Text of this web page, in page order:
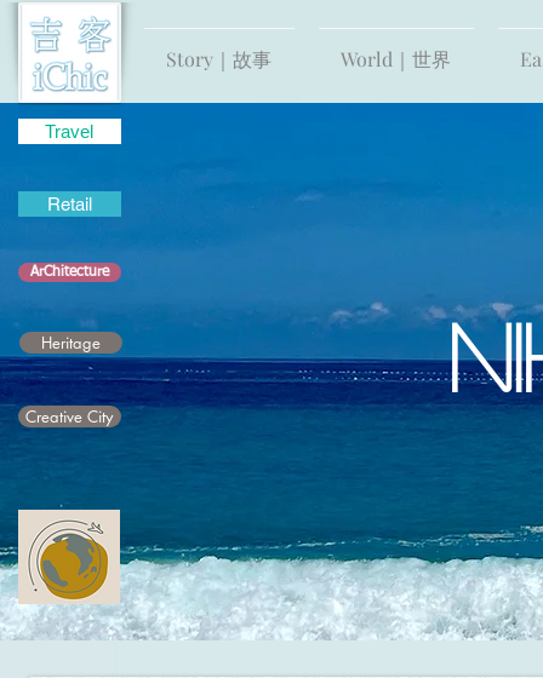
Story｜故事 World｜世界
Travel
ArChitecture
Retail
Heritage
Creative City